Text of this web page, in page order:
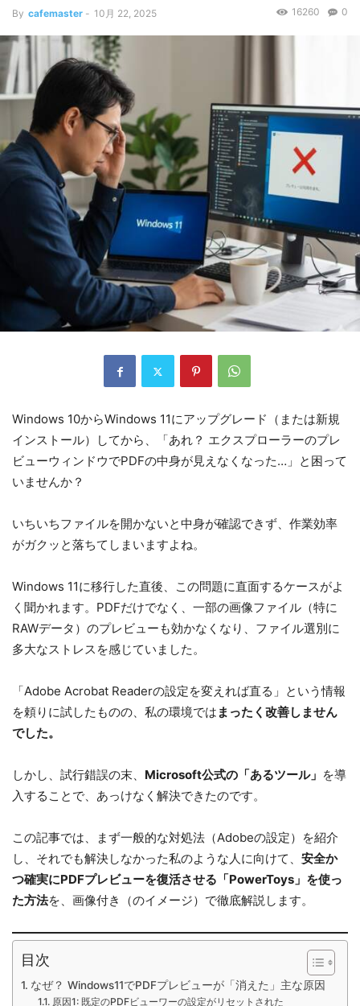
By cafemaster - 10月 22, 2025 0
16260
Windows 10からWindows 11にアップグレード（または新規
インストール）してから、「あれ？ エクスプローラーのプレ
ビューウィンドウでPDFの中身が見えなくなった…」と困って
いませんか？
いちいちファイルを開かないと中身が確認できず、作業効率
がガクッと落ちてしまいますよね。
Windows 11に移行した直後、この問題に直面するケースがよ
く聞かれます。PDFだけでなく、一部の画像ファイル（特に
RAWデータ）のプレビューも効かなくなり、ファイル選別に
多大なストレスを感じていました。
「Adobe Acrobat Readerの設定を変えれば直る」という情報
を頼りに試したものの、私の環境では まったく改善しません
でした。
しかし、試行錯誤の末、 Microsoft公式の「あるツール」 を導
入することで、あっけなく解決できたのです。
この記事では、まず一般的な対処法（Adobeの設定）を紹介
し、それでも解決しなかった私のような人に向けて、 安全か
つ確実にPDFプレビューを復活させる「PowerToys」を使っ
た方法を、画像付き（のイメージ）で徹底解説します。
目次
なぜ？ Windows11でPDFプレビューが「消えた」主な原因
原因1: 既定のPDFビューワーの設定がリセットされた